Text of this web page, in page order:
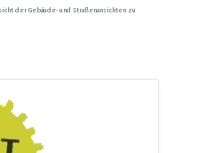
der Gebäude- und Straßenansichten zu